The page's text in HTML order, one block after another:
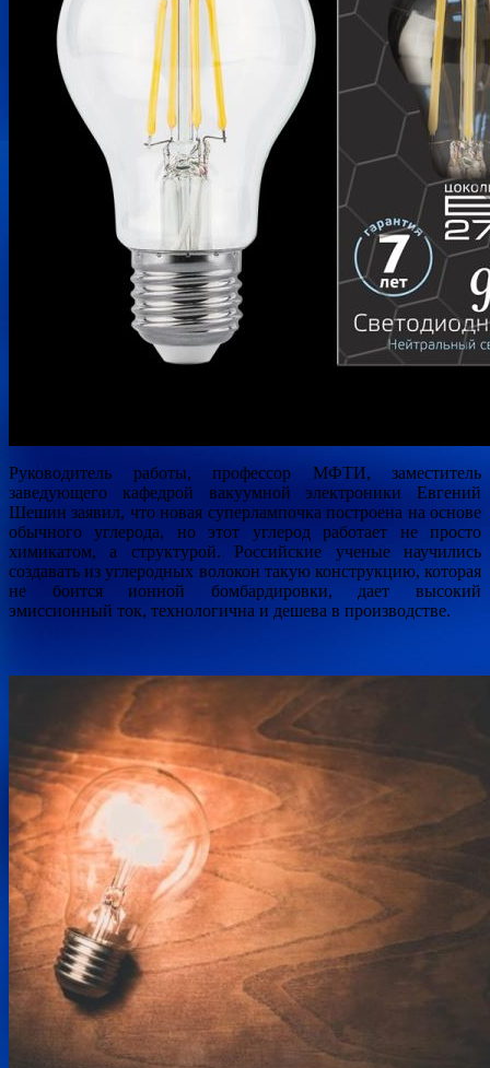
Руководитель работы, профессор МФТИ, заместитель
заведующего кафедрой вакуумной электроники Евгений
Шешин заявил, что новая суперлампочка построена на основе
обычного углерода, но этот углерод работает не просто
химикатом, а структурой. Российские ученые научились
создавать из углеродных волокон такую конструкцию, которая
не боится ионной бомбардировки, дает высокий
эмиссионный ток, технологична и дешева в производстве.